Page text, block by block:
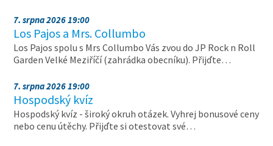
7. srpna 2026 19:00
Los Pajos a Mrs. Collumbo
Los Pajos spolu s Mrs Collumbo Vás zvou do JP Rock n Roll
Garden Velké Meziříčí (zahrádka obecníku). Přijďte…
7. srpna 2026 19:00
Hospodský kvíz
Hospodský kvíz - široký okruh otázek. Vyhrej bonusové ceny
nebo cenu útěchy. Přijďte si otestovat své…